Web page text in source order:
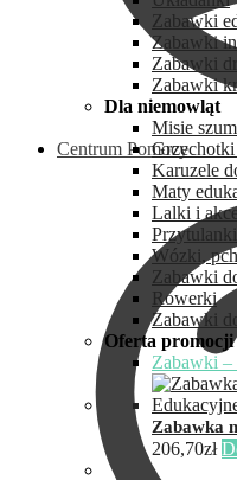
Centrum Pomocy
Zabawki
Zabawki
Zabawki
Zabawki
Dla niemowląt
Misie
Karuzele
Maty
Lalki i
Przytulanki
Wózki,
Zabawki
Rowerki
Zabawki
Oferta promocji
Zabawki –
Zabawka
206,70zł